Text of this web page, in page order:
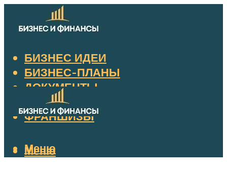
БИЗНЕС ИДЕИ
БИЗНЕС-ПЛАНЫ
ДОКУМЕНТЫ
НАЛОГИ
ФРАНШИЗЫ
Меню
Меню